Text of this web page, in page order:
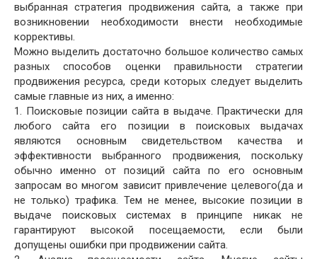
выбранная стратегия продвижения сайта, а также при
возникновении необходимости внести необходимые
коррективы.
Можно выделить достаточно большое количество самых
разных способов оценки правильности стратегии
продвижения ресурса, среди которых следует выделить
самые главные из них, а именно:
1. Поисковые позиции сайта в выдаче. Практически для
любого сайта его позиции в поисковых выдачах
являются основным свидетельством качества и
эффективности выбранного продвижения, поскольку
обычно именно от позиций сайта по его основным
запросам во многом зависит привлечение целевого(да и
не только) трафика. Тем не менее, высокие позиции в
выдаче поисковых системах в принципе никак не
гарантируют высокой посещаемости, если были
допущены ошибки при продвижении сайта.